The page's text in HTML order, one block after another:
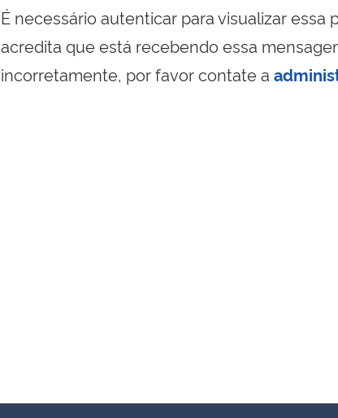
É necessário autenticar para visualizar essa
acredita que está recebendo essa
incorretamente, por favor contate a